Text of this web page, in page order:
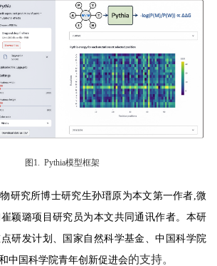
图1. Pythia模型框架
究所博士研究生孙瑨原为本文第一作者 微
颖璐项目研究员为本文共同通讯作者。本研
研发计划、国家自然科学基金、中国科学院
中国科学院青年创新促进会的支持。